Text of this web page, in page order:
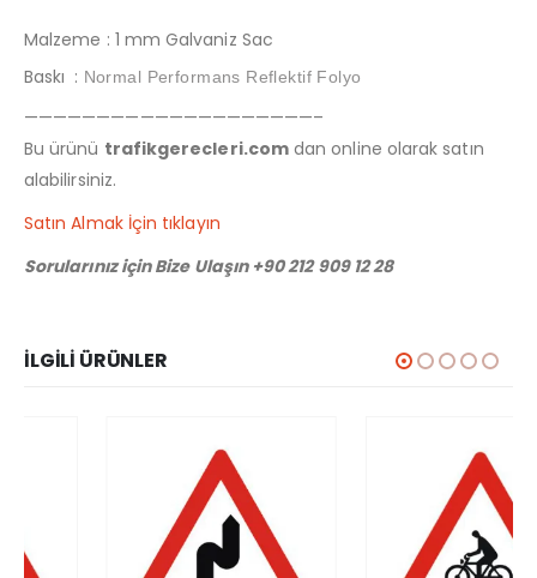
Malzeme : 1 mm Galvaniz Sac
Baskı : Normal Performans Reflektif Folyo
————————————————————–
Bu ürünü trafikgerecleri.comdan online olarak satın
alabilirsiniz.
Satın Almak İçin tıklayın
Sorularınız için Bize Ulaşın +90 212 909 12 28
İLGILI ÜRÜNLER